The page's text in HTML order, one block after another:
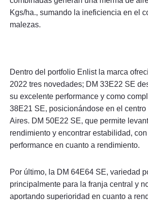
Kgs/ha., sumando la ineficiencia en el
malezas.
Dentro del portfolio Enlist la marca
2022 tres novedades; DM 33E22 SE
su excelente performance y como
38E21 SE, posicionándose en el
Aires. DM 50E22 SE, que permite
rendimiento y encontrar estabilidad,
performance en cuanto a rendimiento.
Por último, la DM 64E64 SE, variedad
principalmente para la franja central y
aportando superioridad en cuanto a